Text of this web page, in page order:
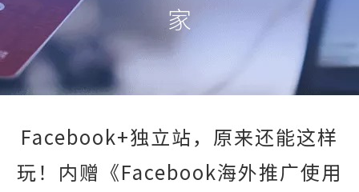
家
Facebook+独立站，原来还能这样
玩！内赠《Facebook海外推广使用